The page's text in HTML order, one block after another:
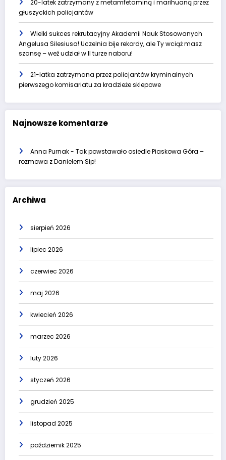
20-latek zatrzymany z metamfetaminą i marihuaną przez
głuszyckich policjantów
Wielki sukces rekrutacyjny Akademii Nauk Stosowanych
Angelusa Silesiusa! Uczelnia bije rekordy, ale Ty wciąż masz
szansę – weź udział w II turze naboru!
21-latka zatrzymana przez policjantów kryminalnych
pierwszego komisariatu za kradzieże sklepowe
Najnowsze komentarze
Anna Purnak- Tak powstawało osiedle Piaskowa Góra –
rozmowa z Danielem Sip!
Archiwa
sierpień 2026
lipiec 2026
czerwiec 2026
maj 2026
kwiecień 2026
marzec 2026
luty 2026
styczeń 2026
grudzień 2025
listopad 2025
październik 2025